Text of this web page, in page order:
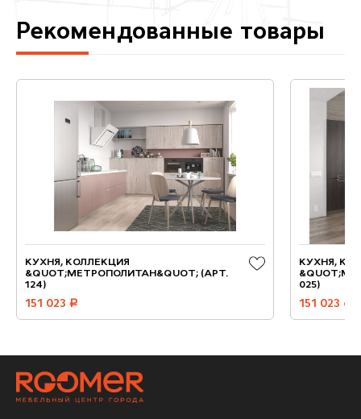
Рекомендованные товары
КУХНЯ, КОЛЛЕКЦИЯ
&QUOT;МЕТРОПОЛИТАН&QUOT; (АРТ.
124)
151 023 руб.
КУХНЯ,
025)
151 023 руб.